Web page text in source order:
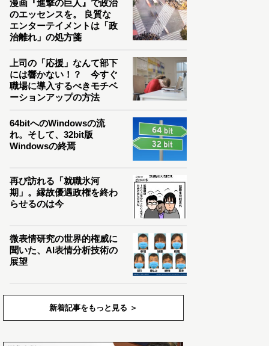
漫画『進撃の巨人』で政治
のエッセンスを。 良質な
エンターテイメントは「政
治離れ」の処方箋
上司の「応援」なんて部下
には響かない！？ 今すぐ
職場に導入するべきモチベ
ーションアップの方法
64bitへのWindowsの流
れ。そして、32bit版
Windowsの終焉
再び訪れる「就職氷河
期」。縁故優遇政権を終わ
らせるのは今
微表情研究の世界的権威に
聞いた、AI表情分析技術の
展望
新着記事をもっと見る